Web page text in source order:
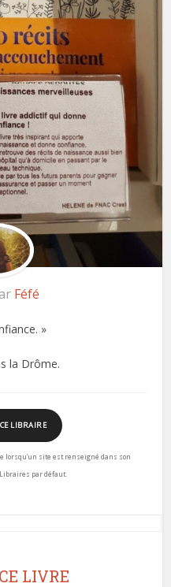
Féfé
»
la Drôme.
LIBRAIRE
site est renseigné dans son
par défaut.
LIVRE